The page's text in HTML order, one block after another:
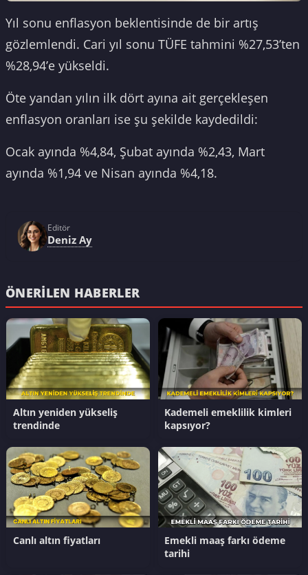
Yıl sonu enflasyon beklentisinde de bir artış
gözlemlendi. Cari yıl sonu TÜFE tahmini %27,53’ten
%28,94’e yükseldi.
Öte yandan yılın ilk dört ayına ait gerçekleşen
enflasyon oranları ise şu şekilde kaydedildi:
Ocak ayında %4,84, Şubat ayında %2,43, Mart
ayında %1,94 ve Nisan ayında %4,18.
Editör
Deniz Ay
ÖNERILEN HABERLER
Altın yeniden yükseliş
trendinde
Kademeli emeklilik kimleri
kapsıyor?
Canlı altın fiyatları
Emekli maaş farkı ödeme
tarihi